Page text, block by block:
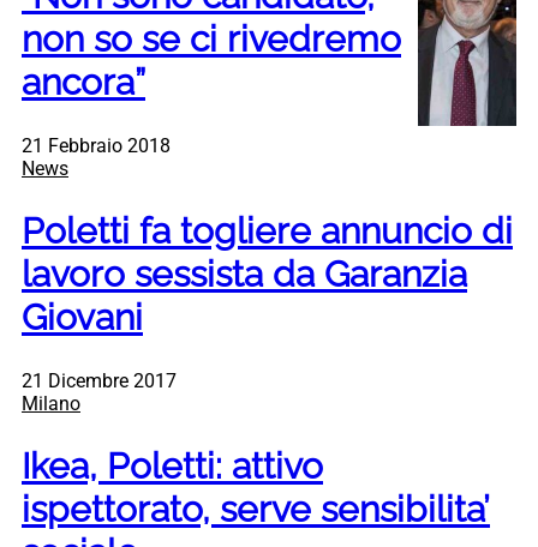
non so se ci rivedremo
ancora”
21 Febbraio 2018
News
Poletti fa togliere annuncio di
lavoro sessista da Garanzia
Giovani
21 Dicembre 2017
Milano
Ikea, Poletti: attivo
ispettorato, serve sensibilita’